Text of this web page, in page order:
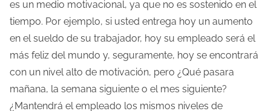
es un medio motivacional, ya que no es sostenido en el
tiempo. Por ejemplo, si usted entrega hoy un aumento
en el sueldo de su trabajador, hoy su empleado será el
más feliz del mundo y, seguramente, hoy se encontrará
con un nivel alto de motivación, pero ¿Qué pasara
mañana, la semana siguiente o el mes siguiente?
¿Mantendrá el empleado los mismos niveles de